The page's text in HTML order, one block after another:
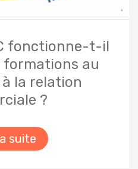
fonctionne-t-il
formations au
la relation
?
suite